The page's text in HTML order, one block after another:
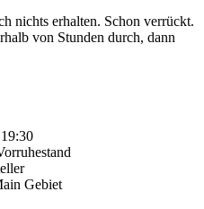
nichts erhalten. Schon verrückt.
von Stunden durch, dann
Gebiet